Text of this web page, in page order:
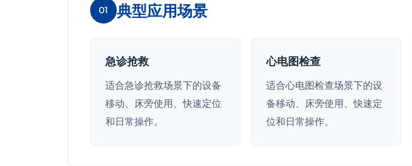
01 典型应用场景
急诊抢救
适合急诊抢救场景下的设备
移动、床旁使用、快速定位
和日常操作。
心电图检查
适合心电图检查场景下的设
备移动、床旁使用、快速定
位和日常操作。